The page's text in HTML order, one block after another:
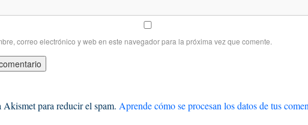
correo electrónico y web en este navegador para la próxima vez que comente.
Akismet para reducir el spam. Aprende cómo se procesan los datos de tus